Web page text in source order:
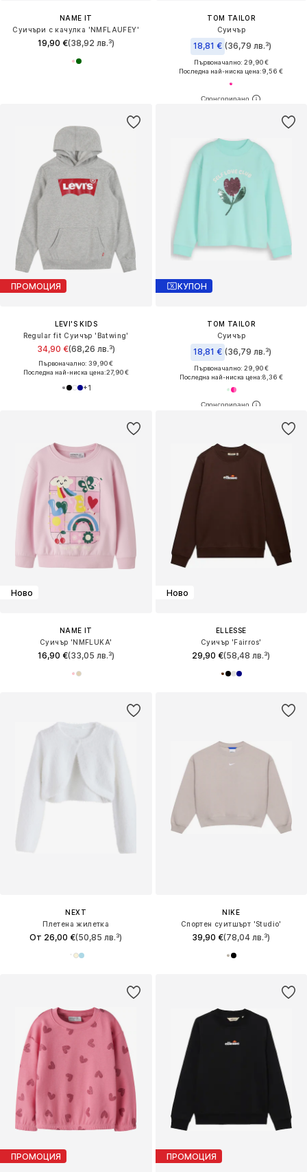
NAME IT
Суичъри с качулка 'NMFLAUFEY'
19,90 €(38,92 лв.³)
TOM TAILOR
Суичър
18,81 € (36,79 лв.³)
Първоначално: 29,90 €
Последна най-ниска цена:9,56 €
ПРОМОЦИЯ
LEVI'S KIDS
Regular fit Суичър 'Batwing'
34,90 €(68,26 лв.³)
Първоначално: 39,90 €
Последна най-ниска цена:27,90 €
+1
КУПОН
TOM TAILOR
Суичър
18,81 € (36,79 лв.³)
Първоначално: 29,90 €
Последна най-ниска цена:8,36 €
Ново
NAME IT
Суичър 'NMFLUKA'
16,90 €(33,05 лв.³)
Ново
ELLESSE
Суичър 'Fairros'
29,90 €(58,48 лв.³)
NEXT
Плетена жилетка
От 26,00 €(50,85 лв.³)
NIKE
Спортен суитшърт 'Studio'
39,90 €(78,04 лв.³)
ПРОМОЦИЯ ПРОМОЦИЯ